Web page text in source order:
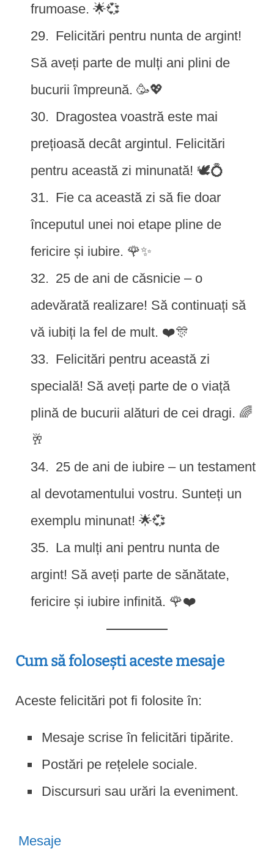
frumoase. 🌟💞
Felicitări pentru nunta de argint!
Să aveți parte de mulți ani plini de
bucurii împreună. 🥳💖
Dragostea voastră este mai
prețioasă decât argintul. Felicitări
pentru această zi minunată! 🕊️💍
Fie ca această zi să fie doar
începutul unei noi etape pline de
fericire și iubire. 🌹✨
25 de ani de căsnicie – o
adevărată realizare! Să continuați să
vă iubiți la fel de mult. ❤️🎊
Felicitări pentru această zi
specială! Să aveți parte de o viață
plină de bucurii alături de cei dragi. 🌈
🥂
25 de ani de iubire – un testament
al devotamentului vostru. Sunteți un
exemplu minunat! 🌟💞
La mulți ani pentru nunta de
argint! Să aveți parte de sănătate,
fericire și iubire infinită. 🌹❤️
Cum să folosești aceste mesaje
Aceste felicitări pot fi folosite în:
Mesaje scrise în felicitări tipărite.
Postări pe rețelele sociale.
Discursuri sau urări la eveniment.
Mesaje